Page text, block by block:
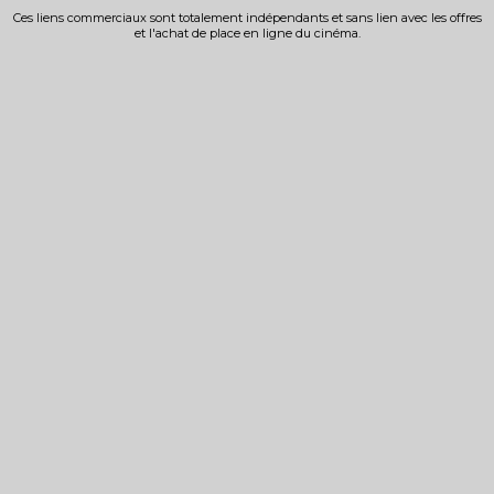
Ces liens commerciaux sont totalement indépendants et sans lien avec les offres
et l'achat de place en ligne du cinéma.